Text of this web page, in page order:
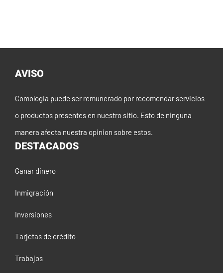
AVISO
Comologia puede ser remunerado por recomendar servicios
o productos presentes en nuestro sitio. Esto de ninguna
manera afecta nuestra opinion sobre estos.
DESTACADOS
Ganar dinero
Inmigración
Inversiones
Tarjetas de crédito
Trabajos